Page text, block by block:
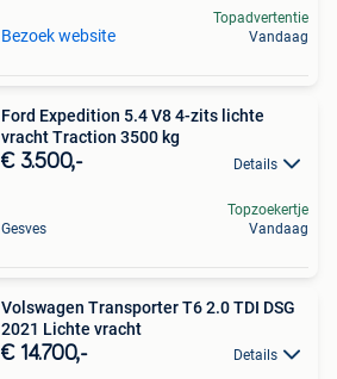
Bezoek website
Topadvertentie
Vandaag
Ford Expedition 5.4 V8 4-zits lichte
vracht Traction 3500 kg
€ 3.500,- Details
Gesves
Topzoekertje
Vandaag
Volswagen Transporter T6 2.0 TDI DSG
2021 Lichte vracht
€ 14.700,- Details